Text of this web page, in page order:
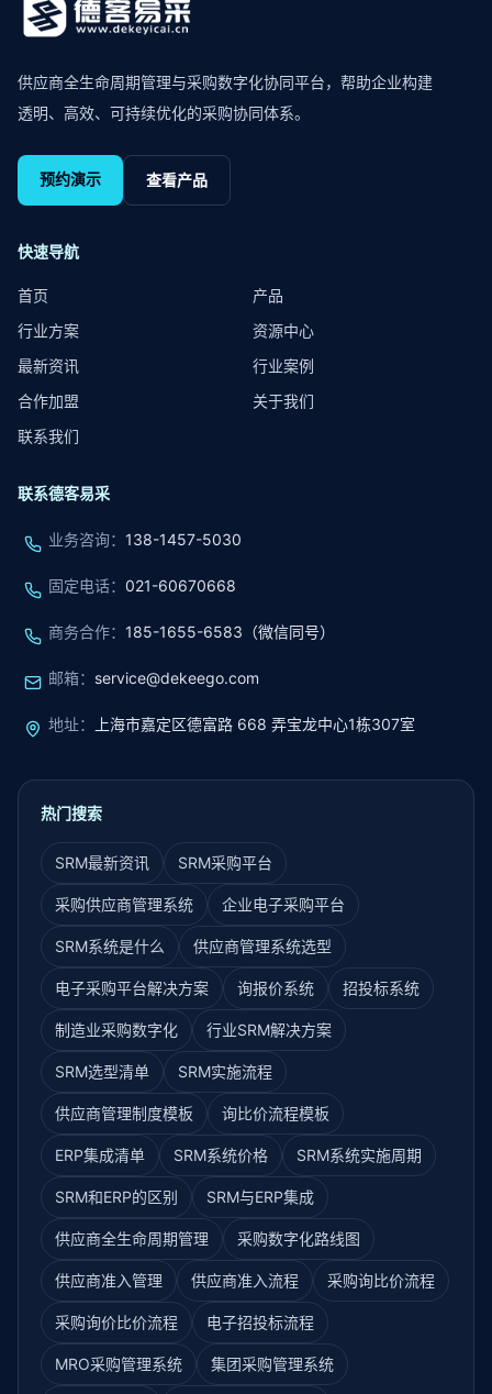
供应商全生命周期管理与采购数字化协同平台，帮助企业构建
透明、高效、可持续优化的采购协同体系。
预约演示 查看产品
快速导航
首页
产品
行业方案
资源中心
最新资讯
行业案例
合作加盟
关于我们
联系我们
联系德客易采
业务咨询： 138-1457-5030
固定电话： 021-60670668
商务合作： 185-1655-6583（微信同号）
邮箱： service@dekeego.com
地址： 上海市嘉定区德富路 668 弄宝龙中心1栋307室
热门搜索
SRM最新资讯 SRM采购平台
采购供应商管理系统 企业电子采购平台
SRM系统是什么 供应商管理系统选型
电子采购平台解决方案 询报价系统 招投标系统
制造业采购数字化 行业SRM解决方案
SRM选型清单 SRM实施流程
供应商管理制度模板 询比价流程模板
ERP集成清单 SRM系统价格 SRM系统实施周期
SRM和ERP的区别 SRM与ERP集成
供应商全生命周期管理 采购数字化路线图
供应商准入管理 供应商准入流程 采购询比价流程
采购询价比价流程 电子招投标流程
MRO采购管理系统 集团采购管理系统